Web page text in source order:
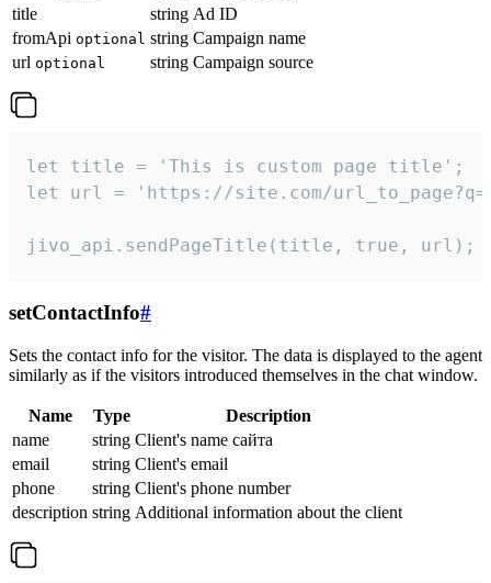
title
string Ad ID
fromApi optional string Campaign name
url optional string Campaign source
let title = 'This is custom page title';
let url = 'https://site.com/
jivo_api.sendPageTitle(title, true, url);
setContactInfo#
Sets the contact info for the visitor. The data is displayed to the agent
similarly as if the visitors introduced themselves in the chat window.
Name Type
Description
name
string Client's name сайта
email
string Client's email
phone
string Client's phone number
description string Additional information about the client